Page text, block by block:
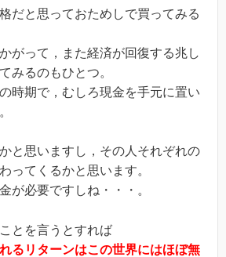
だと思っておためしで買ってみる
がって，また経済が回復する兆し
みるのもひとつ。
時期で，むしろ現金を手元に置い
と思いますし，その人それぞれの
ってくるかと思います。
が必要ですしね・・・。
とを言うとすれば
るリターンはこの世界にはほぼ無